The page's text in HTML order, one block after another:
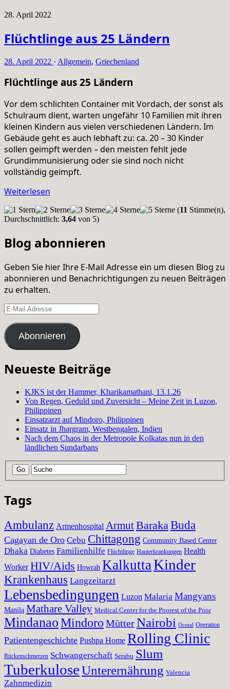
28. April 2022
Flüchtlinge aus 25 Ländern
28. April 2022 · Allgemein, Griechenland
Flüchtlinge aus 25 Ländern
Vor dem schlichten Container mit Vordach, der sonst als
Schulraum dient, warten ungefähr 10 Familien mit ihren
kleinen Kindern aus vielen verschiedenen Ländern. Im
Gebäude geht es auch lebhaft zu: ca. 20 – 30 Kinder
sollen geimpft werden – den meisten fehlt jede
Grundimmunisierung oder sie sind noch nicht
vollständig geimpft.
Weiterlesen
(11 Stimme(n),
Durchschnittlich: 3,64 von 5)
Blog abonnieren
Geben Sie hier Ihre E-Mail Adresse ein um diesen Blog zu
abonnieren und Benachrichtigungen zu neuen Beiträgen
zu erhalten.
E-
Mail
AdresseAbonnieren
Neueste Beiträge
KJKS ist der Hammer, Kharikamathani, 13.1.26
Von Regen, Geduld und Zuversicht – Meine Zeit in Luzon,
Philippinen
Einsatzarzt auf Mindoro, Philippinen
Einsatz in Jhargram, Westbengalen, Indien
Nach dem Chaos in der Metropole Kolkatas nun in den
ländlichen Sundarbans
Tags
Ambulanz Armenhospital ArmutBarakaBuda
Cagayan de Oro Cebu Chittagong Community Based Center
Dhaka Diabetes Familienhilfe Flüchtlinge Hauterkrankungen Health
Worker HIV/Aids Howrah KalkuttaKinder
Krankenhaus Langzeitarzt
Lebensbedingungen Luzon Malaria Mangyans
Manila Mathare Valley Medical Center for the Poorest of the Poor
MindanaoMindoro MütterNairobi Ocotal Operation
Patientengeschichte Pushpa Home Rolling Clinic
Rückenschmerzen Schwangerschaft Serabu Slum
TuberkuloseUnterernährung Valencia
Zahnmedizin